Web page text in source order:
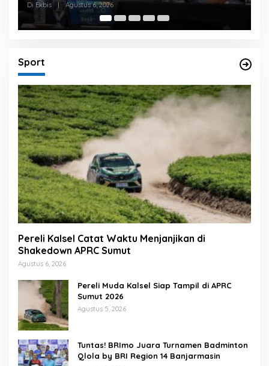
Di Ekbis, HEADLINE Agustus 6, 2026
Sport
Pereli Kalsel Catat Waktu Menjanjikan di
Shakedown APRC Sumut
Agustus 6, 2026
Pereli Muda Kalsel Siap Tampil di APRC
Sumut 2026
Agustus 5, 2026
Tuntas! BRImo Juara Turnamen Badminton
Qlola by BRI Region 14 Banjarmasin